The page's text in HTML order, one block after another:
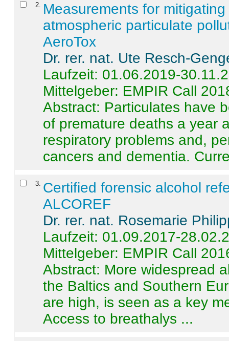
2
Measurements for
atmospheric particulate
AeroTox
Dr. rer. nat. Ute Resch-
Laufzeit: 01.06.2019-
Mittelgeber: EMPIR Call
Abstract: Particulates have
of premature deaths a year
respiratory problems and,
cancers and dementia.
3 Certified forensic alcohol
ALCOREF
Dr. rer. nat. Rosemarie
Laufzeit: 01.09.2017-
Mittelgeber: EMPIR Call
Abstract: More widespread
the Baltics and Southern
are high, is seen as a key
Access to breathalys ...